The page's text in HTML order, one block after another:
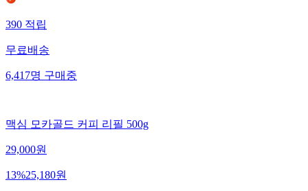
390적립
무료배송
6,417명구매중
맥심 모카골드 커피 리필 500g
29,000원
13%25,180원